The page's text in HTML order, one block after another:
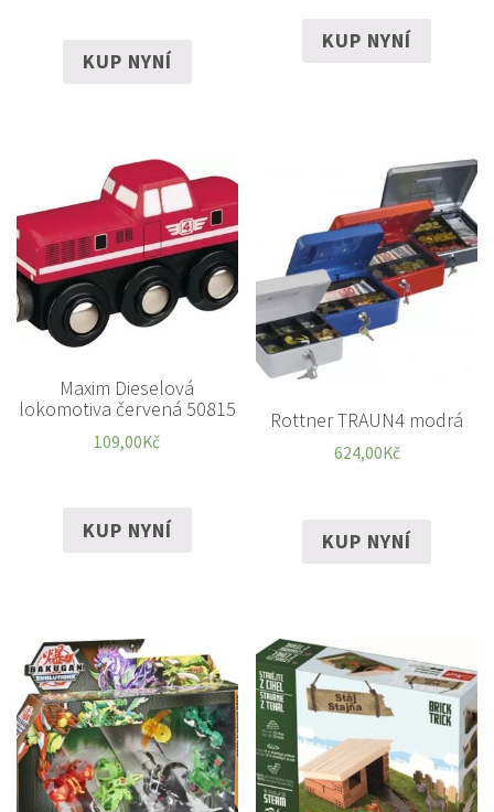
KUP NYNÍ
KUP NYNÍ
Maxim Dieselová
lokomotiva červená 50815
109,00Kč
KUP NYNÍ
Rottner TRAUN4 modrá
624,00Kč
KUP NYNÍ